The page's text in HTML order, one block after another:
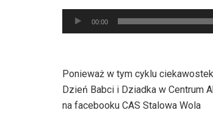
Odtwarzacz
plików
00:00
Ponieważ w tym cyklu
Dzień Babci i Dziadka w Centrum
na facebooku CAS Stalowa Wola